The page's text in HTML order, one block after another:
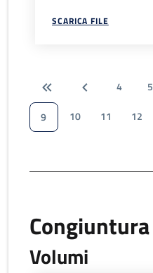
SCARICA FILE
4 5
9
10 11 12
Volumi